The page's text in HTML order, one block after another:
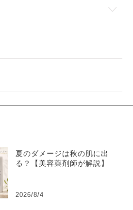
夏のダメージは秋の肌に出
る？【美容薬剤師が解説】
2026/8/4